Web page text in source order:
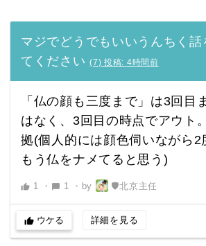
マジでどうでもいいうんちく話
てください (7)投稿: 4時間前
「仏の顔も三度まで」は3回目
はなく、3回目の時点でアウト
拠‪(個人的には顔色伺いながら2
もう仏をナメてると思う)
thumb_up 1 ・ chat_bubble 1 ・ by 🛡北京主任
thumb_up ウケる 詳細を見る